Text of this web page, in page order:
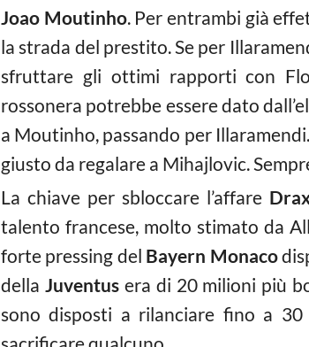
Joao Moutinho. Per entrambi già
la strada del prestito. Se per
sfruttare gli ottimi rapporti con
rossonera potrebbe essere dato
a Moutinho, passando per
giusto da regalare a Mihajlovic.
La chiave per sbloccare l’affare
talento francese, molto stimato da
forte pressing del Bayern Monaco
della Juventusera di 20 milioni più
sono disposti a rilanciare fino a 30